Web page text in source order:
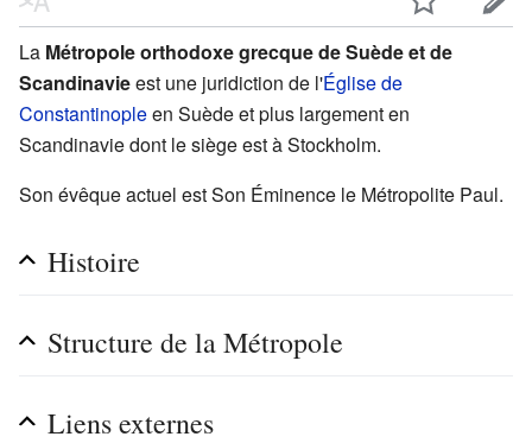
La Métropole orthodoxe grecque de Suède et de
Scandinavieest une juridiction de l'Église de
Constantinopleen Suède et plus largement en
Scandinavie dont le siège est à Stockholm.
Son évêque actuel est Son Éminence le Métropolite Paul.
Histoire
Structure de la Métropole
Liens externes